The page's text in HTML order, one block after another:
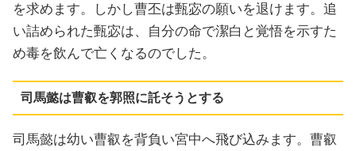
を求めます。しかし曹丕は甄宓の願いを退けます。追
い詰められた甄宓は、自分の命で潔白と覚悟を示すた
め毒を飲んで亡くなるのでした。
司馬懿は曹叡を郭照に託そうとする
司馬懿は幼い曹叡を背負い宮中へ飛び込みます。曹叡